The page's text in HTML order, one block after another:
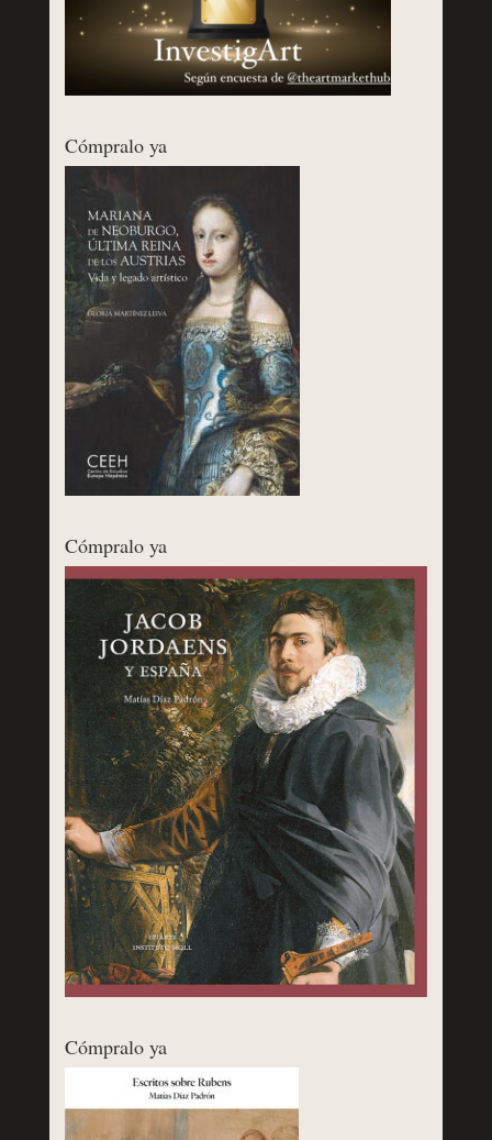
Cómpralo ya
Cómpralo ya
Cómpralo ya